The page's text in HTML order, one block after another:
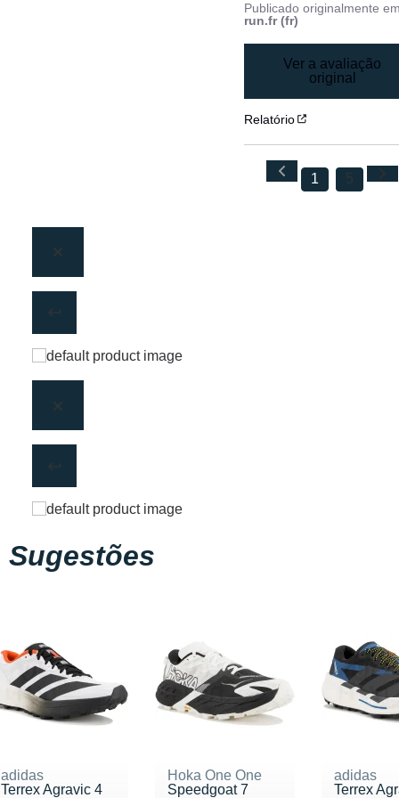
Publicado originalmente
run.fr (fr)
Ver a avaliação
original
Relatório
1 5
Sugestões
adidas
Terrex Agravic 4
Hoka One One
Speedgoat 7
adidas
Terrex